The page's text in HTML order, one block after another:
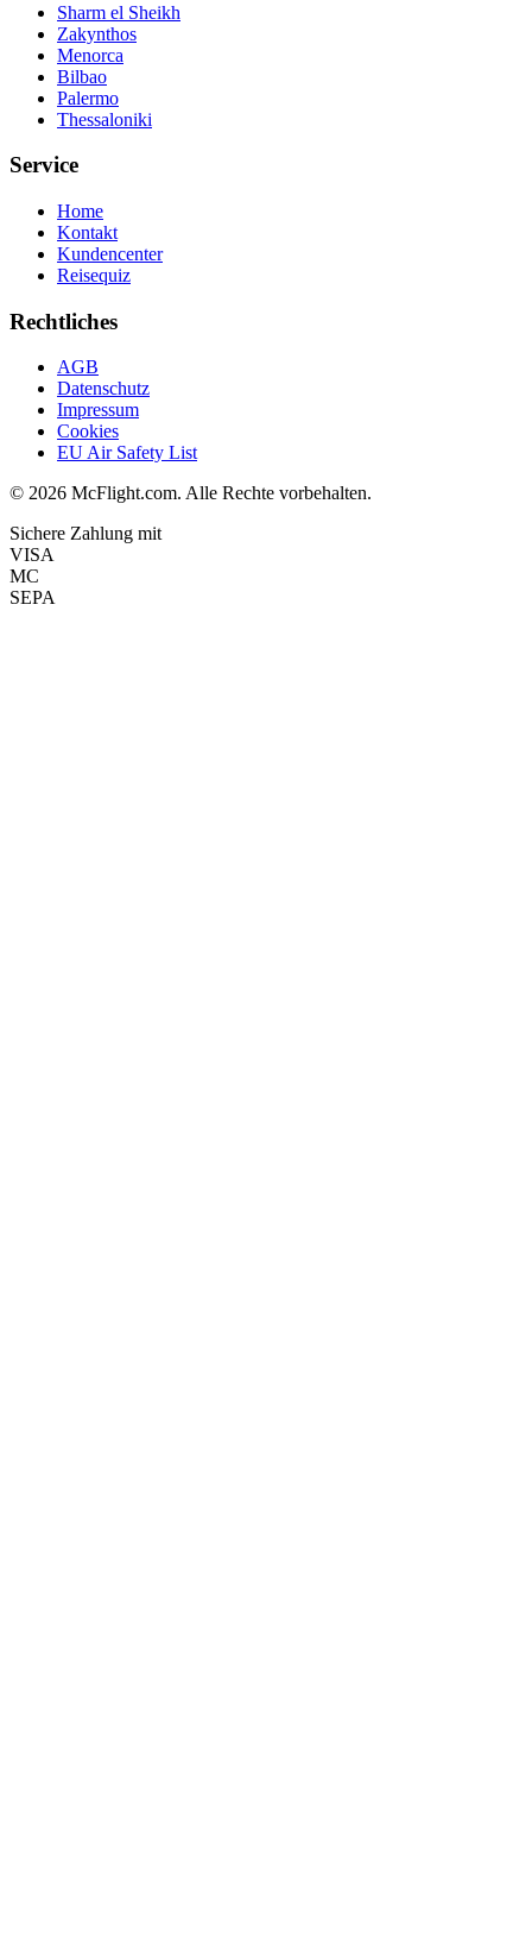
Sharm el Sheikh
Zakynthos
Menorca
Bilbao
Palermo
Thessaloniki
Service
Home
Kontakt
Kundencenter
Reisequiz
Rechtliches
AGB
Datenschutz
Impressum
Cookies
EU Air Safety List
© 2026 McFlight.com. Alle Rechte vorbehalten.
Sichere Zahlung mit
VISA
MC
SEPA